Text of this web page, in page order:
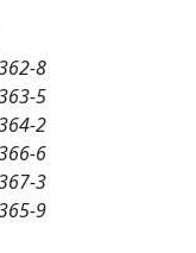
8
5
2
6
3
9